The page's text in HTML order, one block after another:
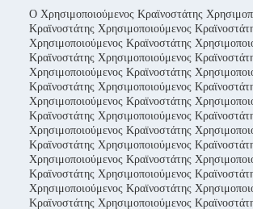
Ο Χρησιμοποιούμενος Κραϊνοστάτης
Κραϊνοστάτης Χρησιμοποιούμενος
Χρησιμοποιούμενος Κραϊνοστάτης
Κραϊνοστάτης Χρησιμοποιούμενος
Χρησιμοποιούμενος Κραϊνοστάτης
Κραϊνοστάτης Χρησιμοποιούμενος
Χρησιμοποιούμενος Κραϊνοστάτης
Κραϊνοστάτης Χρησιμοποιούμενος
Χρησιμοποιούμενος Κραϊνοστάτης
Κραϊνοστάτης Χρησιμοποιούμενος
Χρησιμοποιούμενος Κραϊνοστάτης
Κραϊνοστάτης Χρησιμοποιούμενος
Χρησιμοποιούμενος Κραϊνοστάτης
Κραϊνοστάτης Χρησιμοποιούμενος